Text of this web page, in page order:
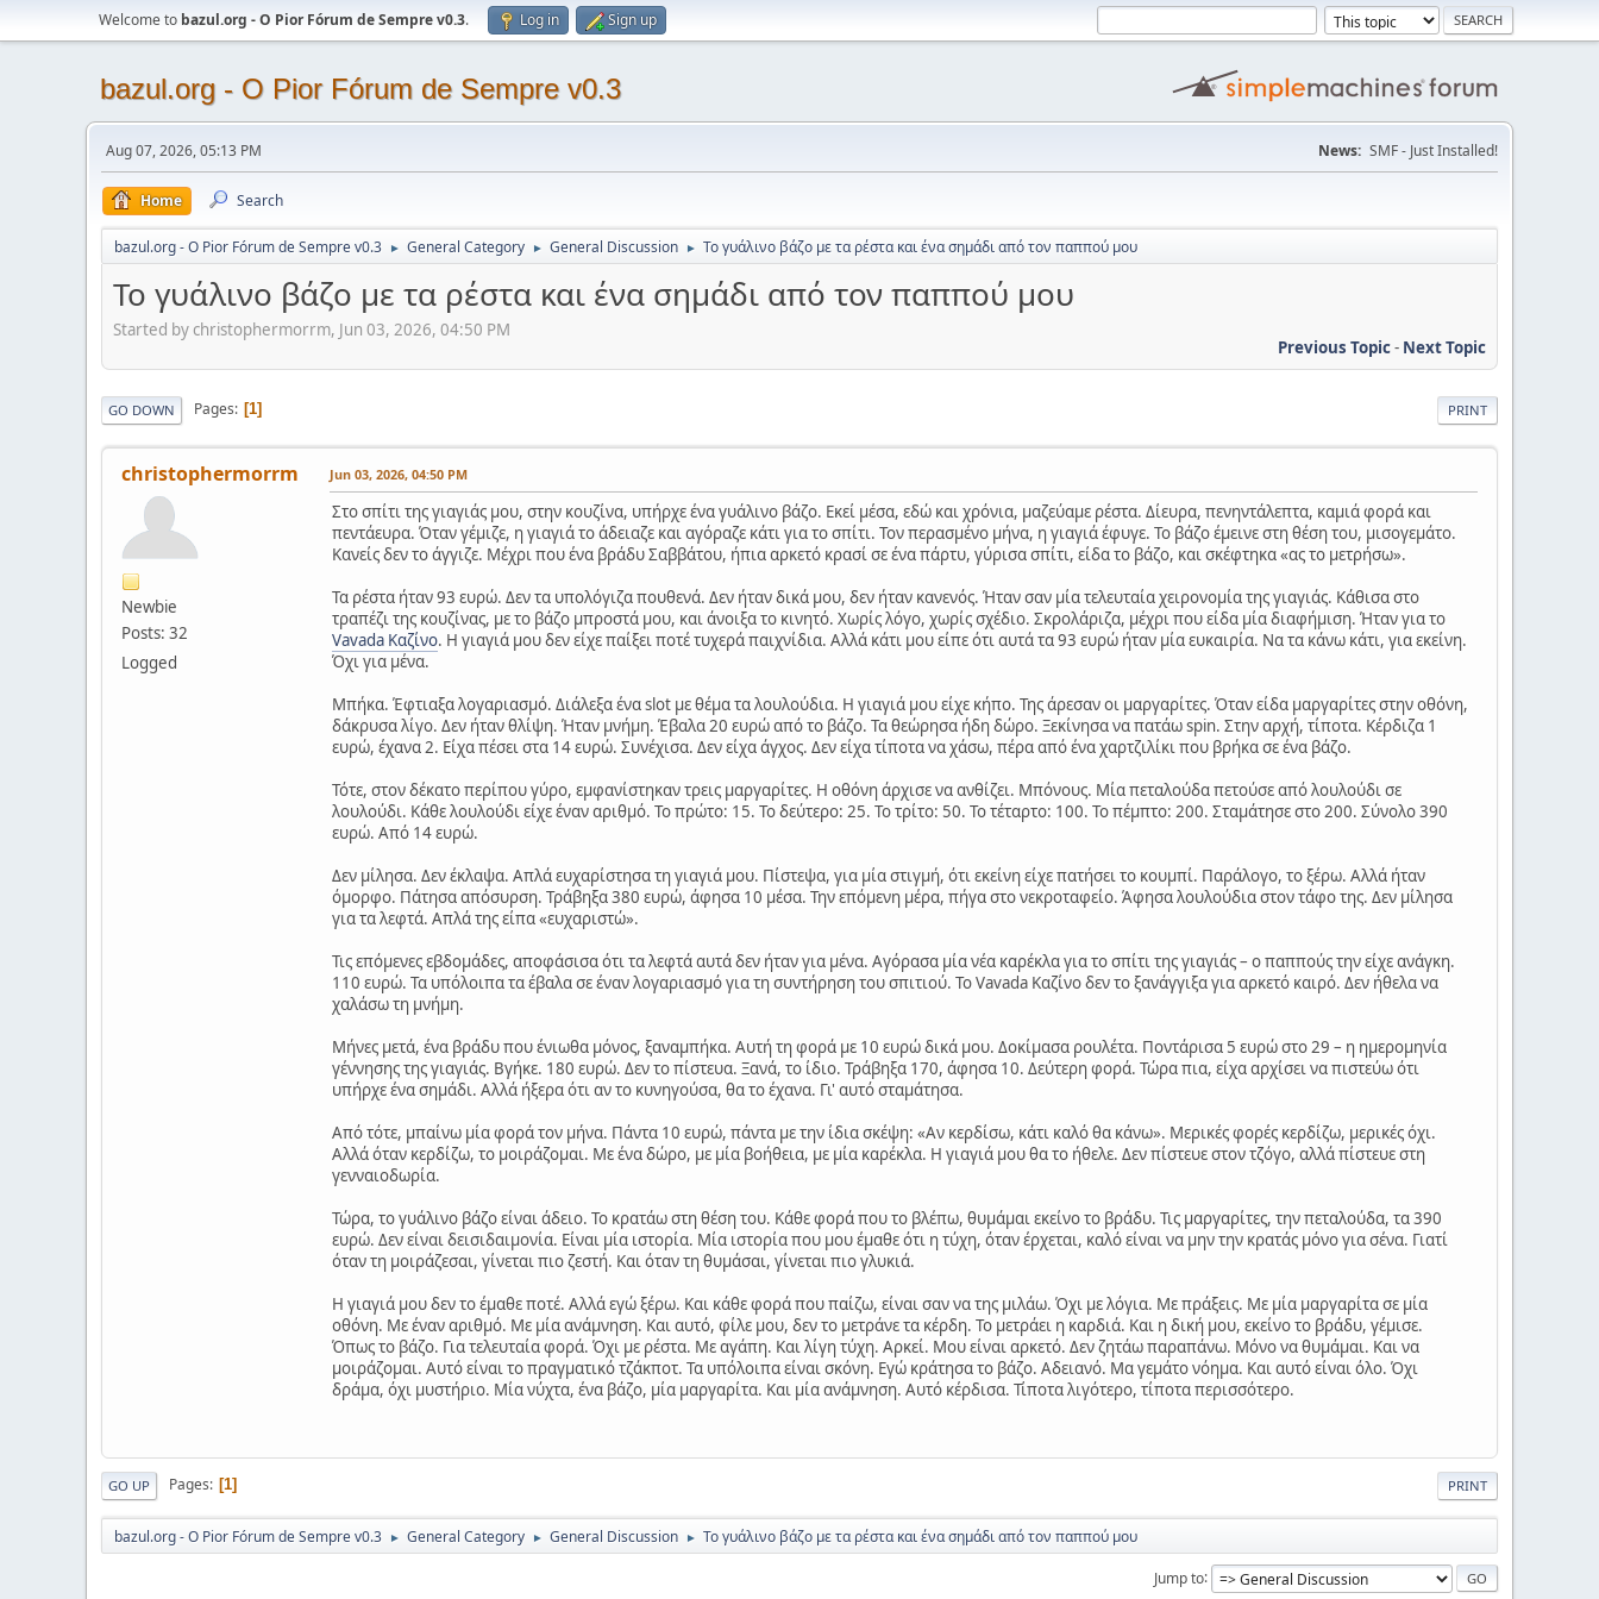
Welcome to bazul.org - O Pior Fórum de Sempre v0.3. Log in Sign up
bazul.org - O Pior Fórum de Sempre v0.3
Aug 07, 2026, 05:13 PM News: SMF - Just Installed!
Home Search
bazul.org - O Pior Fórum de Sempre v0.3 ► General Category ► General Discussion ► Το γυάλινο βάζο με τα ρέστα και ένα σημάδι από τον παππού μου
Το γυάλινο βάζο με τα ρέστα και ένα σημάδι από τον παππού μου
Started by christophermorrm, Jun 03, 2026, 04:50 PM
Previous Topic- Next Topic
PRINT
GO DOWN Pages 1
christophermorrm
Newbie
Posts: 32
Logged
Jun 03, 2026, 04:50 PM
Στο σπίτι της γιαγιάς μου, στην κουζίνα, υπήρχε ένα γυάλινο βάζο. Εκεί μέσα, εδώ και χρόνια, μαζεύαμε ρέστα. Δίευρα, πενηντάλεπτα, καμιά φορά και
πεντάευρα. Όταν γέμιζε, η γιαγιά το άδειαζε και αγόραζε κάτι για το σπίτι. Τον περασμένο μήνα, η γιαγιά έφυγε. Το βάζο έμεινε στη θέση του, μισογεμάτο.
Κανείς δεν το άγγιζε. Μέχρι που ένα βράδυ Σαββάτου, ήπια αρκετό κρασί σε ένα πάρτυ, γύρισα σπίτι, είδα το βάζο, και σκέφτηκα «ας το μετρήσω».
Τα ρέστα ήταν 93 ευρώ. Δεν τα υπολόγιζα πουθενά. Δεν ήταν δικά μου, δεν ήταν κανενός. Ήταν σαν μία τελευταία χειρονομία της γιαγιάς. Κάθισα στο
τραπέζι της κουζίνας, με το βάζο μπροστά μου, και άνοιξα το κινητό. Χωρίς λόγο, χωρίς σχέδιο. Σκρολάριζα, μέχρι που είδα μία διαφήμιση. Ήταν για το
Vavada Καζίνο. Η γιαγιά μου δεν είχε παίξει ποτέ τυχερά παιχνίδια. Αλλά κάτι μου είπε ότι αυτά τα 93 ευρώ ήταν μία ευκαιρία. Να τα κάνω κάτι, για εκείνη.
Όχι για μένα.
Μπήκα. Έφτιαξα λογαριασμό. Διάλεξα ένα slot με θέμα τα λουλούδια. Η γιαγιά μου είχε κήπο. Της άρεσαν οι μαργαρίτες. Όταν είδα μαργαρίτες στην οθόνη,
δάκρυσα λίγο. Δεν ήταν θλίψη. Ήταν μνήμη. Έβαλα 20 ευρώ από το βάζο. Τα θεώρησα ήδη δώρο. Ξεκίνησα να πατάω spin. Στην αρχή, τίποτα. Κέρδιζα 1
ευρώ, έχανα 2. Είχα πέσει στα 14 ευρώ. Συνέχισα. Δεν είχα άγχος. Δεν είχα τίποτα να χάσω, πέρα από ένα χαρτζιλίκι που βρήκα σε ένα βάζο.
Τότε, στον δέκατο περίπου γύρο, εμφανίστηκαν τρεις μαργαρίτες. Η οθόνη άρχισε να ανθίζει. Μπόνους. Μία πεταλούδα πετούσε από λουλούδι σε
λουλούδι. Κάθε λουλούδι είχε έναν αριθμό. Το πρώτο: 15. Το δεύτερο: 25. Το τρίτο: 50. Το τέταρτο: 100. Το πέμπτο: 200. Σταμάτησε στο 200. Σύνολο 390
ευρώ. Από 14 ευρώ.
Δεν μίλησα. Δεν έκλαψα. Απλά ευχαρίστησα τη γιαγιά μου. Πίστεψα, για μία στιγμή, ότι εκείνη είχε πατήσει το κουμπί. Παράλογο, το ξέρω. Αλλά ήταν
όμορφο. Πάτησα απόσυρση. Τράβηξα 380 ευρώ, άφησα 10 μέσα. Την επόμενη μέρα, πήγα στο νεκροταφείο. Άφησα λουλούδια στον τάφο της. Δεν μίλησα
για τα λεφτά. Απλά της είπα «ευχαριστώ».
Τις επόμενες εβδομάδες, αποφάσισα ότι τα λεφτά αυτά δεν ήταν για μένα. Αγόρασα μία νέα καρέκλα για το σπίτι της γιαγιάς – ο παππούς την είχε ανάγκη.
110 ευρώ. Τα υπόλοιπα τα έβαλα σε έναν λογαριασμό για τη συντήρηση του σπιτιού. Το Vavada Καζίνο δεν το ξανάγγιξα για αρκετό καιρό. Δεν ήθελα να
χαλάσω τη μνήμη.
Μήνες μετά, ένα βράδυ που ένιωθα μόνος, ξαναμπήκα. Αυτή τη φορά με 10 ευρώ δικά μου. Δοκίμασα ρουλέτα. Ποντάρισα 5 ευρώ στο 29 – η ημερομηνία
γέννησης της γιαγιάς. Βγήκε. 180 ευρώ. Δεν το πίστευα. Ξανά, το ίδιο. Τράβηξα 170, άφησα 10. Δεύτερη φορά. Τώρα πια, είχα αρχίσει να πιστεύω ότι
υπήρχε ένα σημάδι. Αλλά ήξερα ότι αν το κυνηγούσα, θα το έχανα. Γι' αυτό σταμάτησα.
Από τότε, μπαίνω μία φορά τον μήνα. Πάντα 10 ευρώ, πάντα με την ίδια σκέψη: «Αν κερδίσω, κάτι καλό θα κάνω». Μερικές φορές κερδίζω, μερικές όχι.
Αλλά όταν κερδίζω, το μοιράζομαι. Με ένα δώρο, με μία βοήθεια, με μία καρέκλα. Η γιαγιά μου θα το ήθελε. Δεν πίστευε στον τζόγο, αλλά πίστευε στη
γενναιοδωρία.
Τώρα, το γυάλινο βάζο είναι άδειο. Το κρατάω στη θέση του. Κάθε φορά που το βλέπω, θυμάμαι εκείνο το βράδυ. Τις μαργαρίτες, την πεταλούδα, τα 390
ευρώ. Δεν είναι δεισιδαιμονία. Είναι μία ιστορία. Μία ιστορία που μου έμαθε ότι η τύχη, όταν έρχεται, καλό είναι να μην την κρατάς μόνο για σένα. Γιατί
όταν τη μοιράζεσαι, γίνεται πιο ζεστή. Και όταν τη θυμάσαι, γίνεται πιο γλυκιά.
Η γιαγιά μου δεν το έμαθε ποτέ. Αλλά εγώ ξέρω. Και κάθε φορά που παίζω, είναι σαν να της μιλάω. Όχι με λόγια. Με πράξεις. Με μία μαργαρίτα σε μία
οθόνη. Με έναν αριθμό. Με μία ανάμνηση. Και αυτό, φίλε μου, δεν το μετράνε τα κέρδη. Το μετράει η καρδιά. Και η δική μου, εκείνο το βράδυ, γέμισε.
Όπως το βάζο. Για τελευταία φορά. Όχι με ρέστα. Με αγάπη. Και λίγη τύχη. Αρκεί. Μου είναι αρκετό. Δεν ζητάω παραπάνω. Μόνο να θυμάμαι. Και να
μοιράζομαι. Αυτό είναι το πραγματικό τζάκποτ. Τα υπόλοιπα είναι σκόνη. Εγώ κράτησα το βάζο. Αδειανό. Μα γεμάτο νόημα. Και αυτό είναι όλο. Όχι
δράμα, όχι μυστήριο. Μία νύχτα, ένα βάζο, μία μαργαρίτα. Και μία ανάμνηση. Αυτό κέρδισα. Τίποτα λιγότερο, τίποτα περισσότερο.
PRINT
GO UP Pages 1
bazul.org - O Pior Fórum de Sempre v0.3 ► General Category ► General Discussion ► Το γυάλινο βάζο με τα ρέστα και ένα σημάδι από τον παππού μου
Jump to